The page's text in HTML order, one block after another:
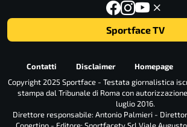
Sportface TV
Contatti Disclaimer Homepage
Copyright 2025 Sportface - Testata giornalistica
stampa dal Tribunale di Roma con autorizzazione
luglio 2016.
Direttore responsabile: Antonio Palmieri -